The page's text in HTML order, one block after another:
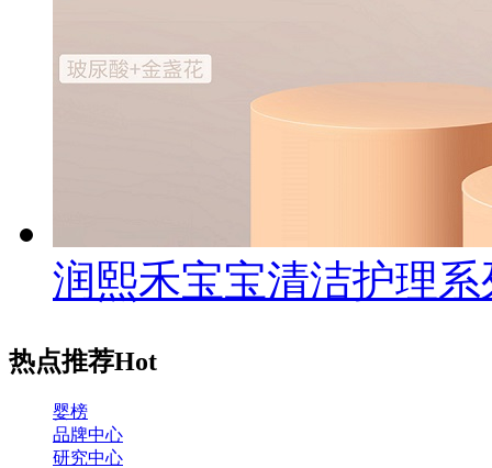
润熙禾宝宝清洁护理系
热点推荐Hot
婴榜
品牌中心
研究中心